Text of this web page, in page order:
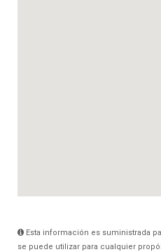
Esta información es suministrada
se puede utilizar para cualquier